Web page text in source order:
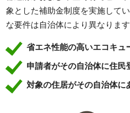
象とした補助金制度を実施して
な要件は自治体により異なりま
省エネ性能の高いエコキュ
申請者がその自治体に住民
対象の住居がその自治体に